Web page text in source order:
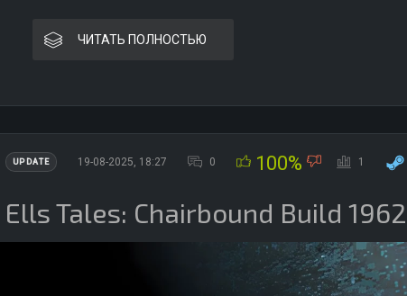
ЧИТАТЬ ПОЛНОСТЬЮ
UPDATE 19-08-2025, 18:27 0 100% 1
Ells Tales: Chairbound Build